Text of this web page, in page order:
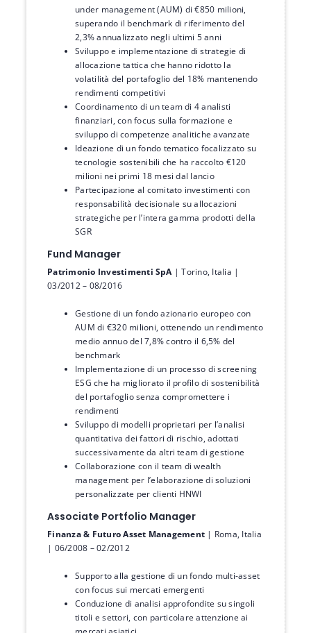
under management (AUM) di €850 milioni,
superando il benchmark di riferimento del
2,3% annualizzato negli ultimi 5 anni
Sviluppo e implementazione di strategie di
allocazione tattica che hanno ridotto la
volatilità del portafoglio del 18% mantenendo
rendimenti competitivi
Coordinamento di un team di 4 analisti
finanziari, con focus sulla formazione e
sviluppo di competenze analitiche avanzate
Ideazione di un fondo tematico focalizzato su
tecnologie sostenibili che ha raccolto €120
milioni nei primi 18 mesi dal lancio
Partecipazione al comitato investimenti con
responsabilità decisionale su allocazioni
strategiche per l’intera gamma prodotti della
SGR
Fund Manager
Patrimonio Investimenti SpA| Torino, Italia |
03/2012 – 08/2016
Gestione di un fondo azionario europeo con
AUM di €320 milioni, ottenendo un rendimento
medio annuo del 7,8% contro il 6,5% del
benchmark
Implementazione di un processo di screening
ESG che ha migliorato il profilo di sostenibilità
del portafoglio senza compromettere i
rendimenti
Sviluppo di modelli proprietari per l’analisi
quantitativa dei fattori di rischio, adottati
successivamente da altri team di gestione
Collaborazione con il team di wealth
management per l’elaborazione di soluzioni
personalizzate per clienti HNWI
Associate Portfolio Manager
Finanza & Futuro Asset Management | Roma, Italia
| 06/2008 – 02/2012
Supporto alla gestione di un fondo multi-asset
con focus sui mercati emergenti
Conduzione di analisi approfondite su singoli
titoli e settori, con particolare attenzione ai